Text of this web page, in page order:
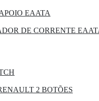
EAATA
DE CORRENTE
2 BOTÕES